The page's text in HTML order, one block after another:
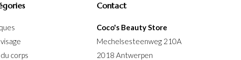
corps
Contact
Coco's Beauty Store
Mechelsesteenweg 210A
2018 Antwerpen